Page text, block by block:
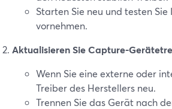
Starten Sie neu und testen
vornehmen.
Aktualisieren Sie Capture-
Wenn Sie eine externe oder
Treiber des Herstellers neu.
Trennen Sie das Gerät nach